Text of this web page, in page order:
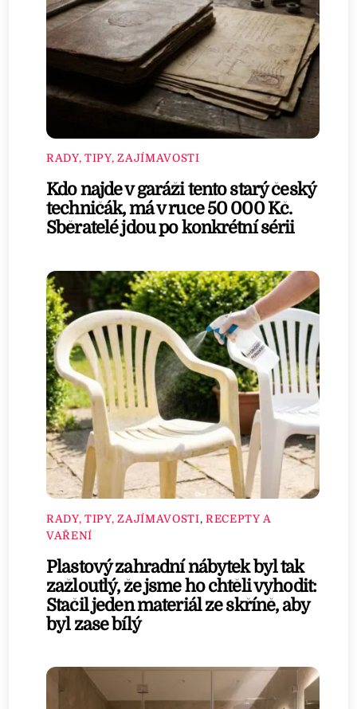
RADY, TIPY, ZAJÍMAVOSTI
Kdo najde v garáži tento starý český
techničák, má v ruce 50 000 Kč.
Sběratelé jdou po konkrétní sérii
RADY, TIPY, ZAJÍMAVOSTI, RECEPTY A
VAŘENÍ
Plastový zahradní nábytek byl tak
zažloutlý, že jsme ho chtěli vyhodit:
Stačil jeden materiál ze skříně, aby
byl zase bílý